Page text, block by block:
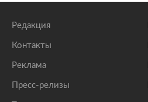
Редакция
Контакты
Реклама
Пресс-релизы